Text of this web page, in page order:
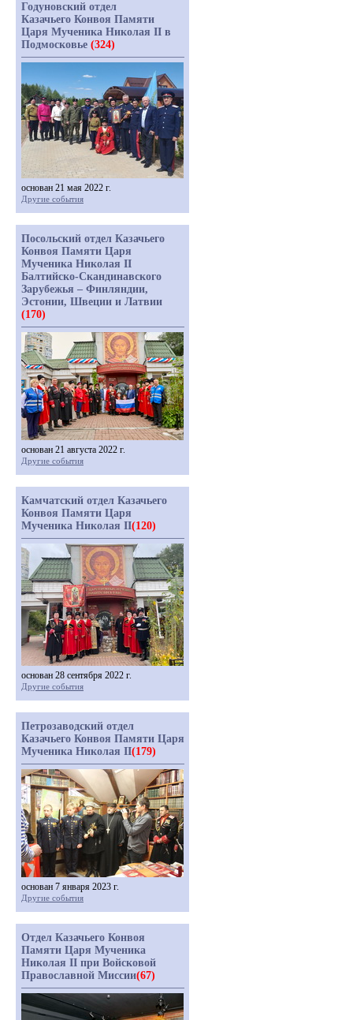
Годуновский отдел
Казачьего Конвоя Памяти
Царя Мученика Николая II в
Подмосковье (324)
основан 21 мая 2022 г.
Другие события
Посольский отдел Казачьего
Конвоя Памяти Царя
Мученика Николая II
Балтийско-Скандинавского
Зарубежья – Финляндии,
Эстонии, Швеции и Латвии
(170)
основан 21 августа 2022 г.
Другие события
Камчатский отдел Казачьего
Конвоя Памяти Царя
Мученика Николая II(120)
основан 28 сентября 2022 г.
Другие события
Петрозаводский отдел
Казачьего Конвоя Памяти Царя
Мученика Николая II(179)
основан 7 января 2023 г.
Другие события
Отдел Казачьего Конвоя
Памяти Царя Мученика
Николая II при Войсковой
Православной Миссии(67)